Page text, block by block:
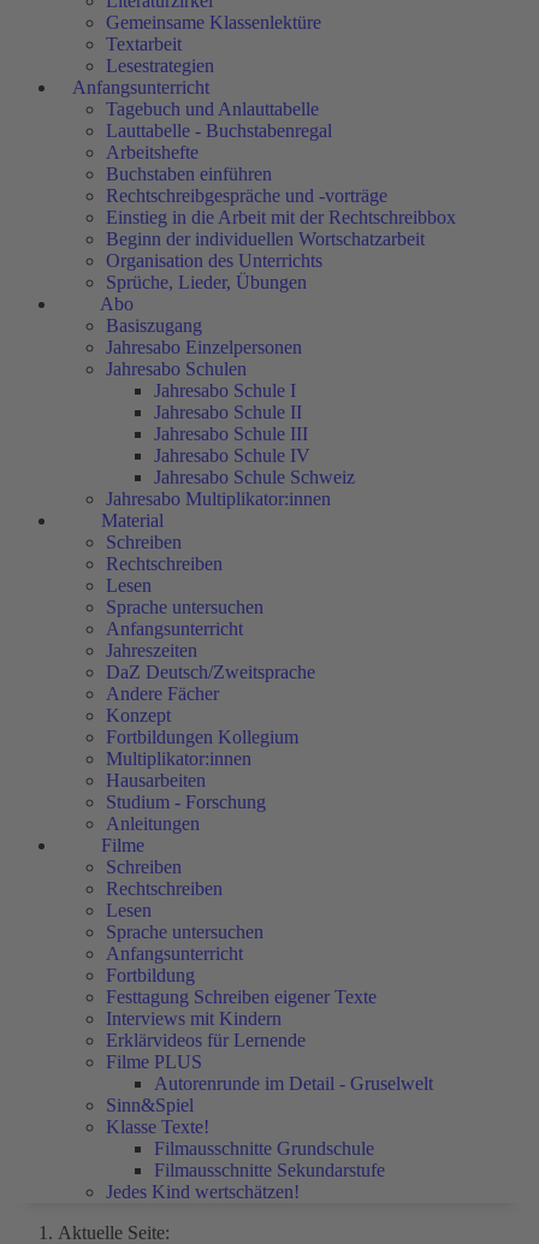
Gemeinsame Klassenlektüre
Textarbeit
Lesestrategien
Anfangsunterricht
Tagebuch und Anlauttabelle
Lauttabelle - Buchstabenregal
Arbeitshefte
Buchstaben einführen
Rechtschreibgespräche und -vorträge
Einstieg in die Arbeit mit der Rechtschreibbox
Beginn der individuellen Wortschatzarbeit
Organisation des Unterrichts
Sprüche, Lieder, Übungen
Abo
Basiszugang
Jahresabo Einzelpersonen
Jahresabo Schulen
Jahresabo Schule I
Jahresabo Schule II
Jahresabo Schule III
Jahresabo Schule IV
Jahresabo Schule Schweiz
Jahresabo Multiplikator:innen
Material
Schreiben
Rechtschreiben
Lesen
Sprache untersuchen
Anfangsunterricht
Jahreszeiten
DaZ Deutsch/Zweitsprache
Andere Fächer
Konzept
Fortbildungen Kollegium
Multiplikator:innen
Hausarbeiten
Studium - Forschung
Anleitungen
Filme
Schreiben
Rechtschreiben
Lesen
Sprache untersuchen
Anfangsunterricht
Fortbildung
Festtagung Schreiben eigener Texte
Interviews mit Kindern
Erklärvideos für Lernende
Filme PLUS
Autorenrunde im Detail - Gruselwelt
Sinn&Spiel
Klasse Texte!
Filmausschnitte Grundschule
Filmausschnitte Sekundarstufe
Jedes Kind wertschätzen!
Aktuelle Seite: